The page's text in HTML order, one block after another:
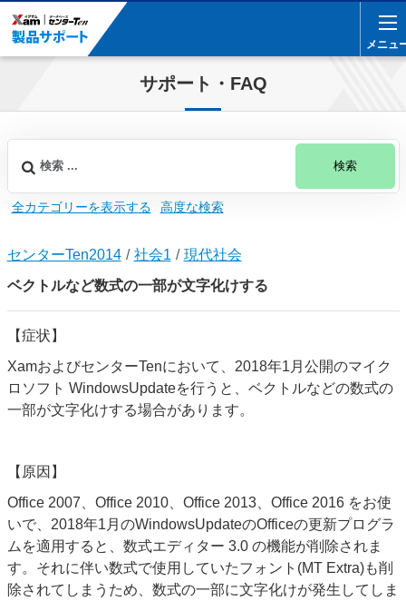
メニュ
メニュ
サポート・FAQ
検索
全カテゴリーを表示する 高度な検索
センターTen2014 社会1
現代社会
ベクトルなど数式の一部が文字化けする
【症状】
XamおよびセンターTenにおいて、2018年1月公開のマイク
ロソフト WindowsUpdateを行うと、ベクトルなどの数式の
一部が文字化けする場合があります。
【原因】
Office 2007
Office 2010、 Office 2013、 Office 2016 をお使
いで、2018年1月のWindowsUpdateのOfficeの更新プログラ
ムを適用すると、数式エディター 3.0 の機能が削除されま
す。それに伴い数式で使用していたフォント(MT Extra)も削
除されてしまうため、数式の一部に文字化けが発生してしま